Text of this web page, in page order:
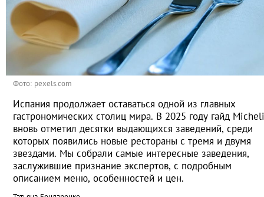
Фото: pexels.com
Испания продолжает оставаться одной из главных
гастрономических столиц мира. В 2025 году гайд
вновь отметил десятки выдающихся заведений, среди
которых появились новые рестораны с тремя и двумя
звездами. Мы собрали самые интересные заведения,
заслужившие признание экспертов, с подробным
описанием меню, особенностей и цен.